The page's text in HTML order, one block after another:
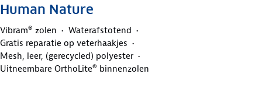
Human Nature
Vibram® zolen
Waterafstotend
Gratis reparatie op veterhaakjes
Mesh, leer, (gerecycled) polyester
Uitneembare OrthoLite® binnenzolen